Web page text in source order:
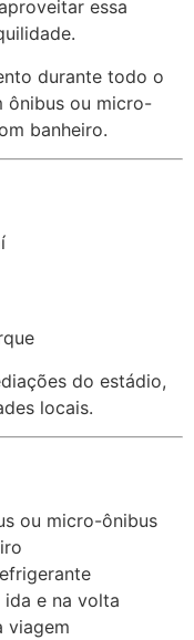
essa
durante todo o
ônibus ou micro-
banheiro.
do estádio,
locais.
ou micro-ônibus
ida e na volta
viagem